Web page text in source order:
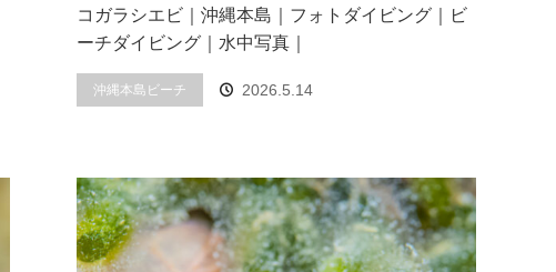
コガラシエビ｜沖縄本島｜フォトダイビング｜ビ
ーチダイビング｜水中写真｜
沖縄本島ビーチ 2026.5.14